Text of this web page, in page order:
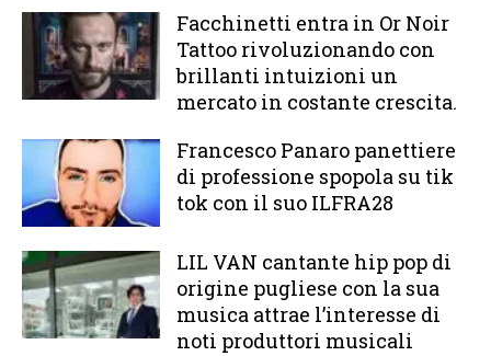
Facchinetti entra in Or Noir
Tattoo rivoluzionando con
brillanti intuizioni un
mercato in costante crescita.
Francesco Panaro panettiere
di professione spopola su tik
tok con il suo ILFRA28
LIL VAN cantante hip pop di
origine pugliese con la sua
musica attrae l’interesse di
noti produttori musicali